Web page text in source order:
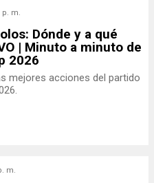
p. m.
Dónde y a qué
| Minuto a minuto de
2026
mejores acciones del partido
m.